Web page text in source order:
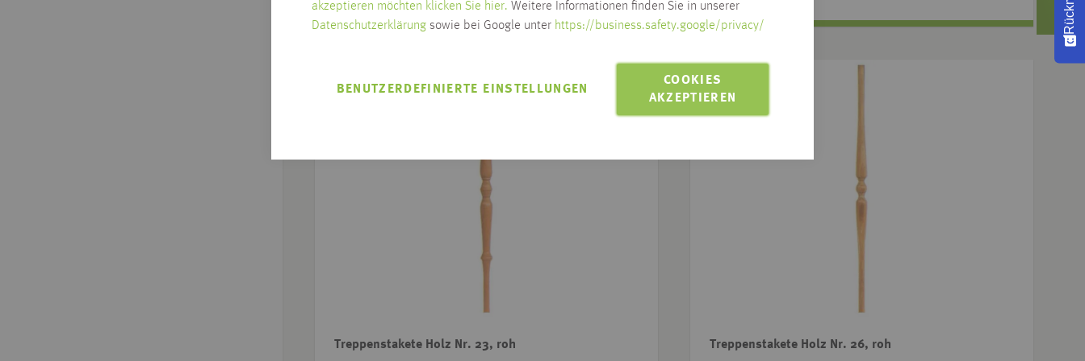
akzeptieren möchten klicken Sie hier. Weitere Informationen finden Sie in unserer
Datenschutzerklärung sowie bei Google unter https://business.safety.google/privacy/
COOKIES
AKZEPTIEREN
BENUTZERDEFINIERTE EINSTELLUNGEN
Treppenstakete Holz Nr. 23, roh Treppenstakete Holz Nr. 26, roh